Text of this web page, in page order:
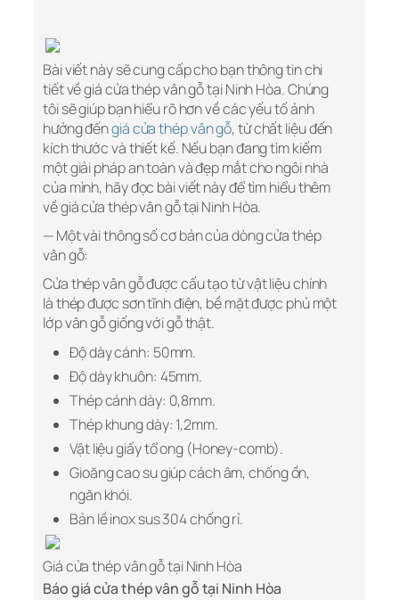
Bài viết này sẽ cung cấp cho bạn thông tin chi
tiết về giá cửa thép vân gỗ tại Ninh Hòa. Chúng
tôi sẽ giúp bạn hiểu rõ hơn về các yếu tố ảnh
hưởng đếngiá cửa thép vân gỗ, từ chất liệu đến
kích thước và thiết kế. Nếu bạn đang tìm kiếm
một giải pháp an toàn và đẹp mắt cho ngôi nhà
của mình, hãy đọc bài viết này để tìm hiểu thêm
về giá cửa thép vân gỗ tại Ninh Hòa.
— Một vài thông số cơ bản của dòng cửa thép
vân gỗ:
Cửa thép vân gỗ được cấu tạo từ vật liệu chính
là thép được sơn tĩnh điện, bề mặt được phủ một
lớp vân gỗ giống với gỗ thật.
Độ dày cánh: 50mm.
Độ dày khuôn: 45mm.
Thép cánh dày: 0,8mm.
Thép khung dày: 1,2mm.
Vật liệu giấy tổ ong (Honey-comb).
Gioăng cao su giúp cách âm, chống ồn,
ngăn khói.
Bản lề inox sus 304 chống rỉ.
Giá cửa thép vân gỗ tại Ninh Hòa
Báo giá cửa thép vân gỗ tại Ninh Hòa